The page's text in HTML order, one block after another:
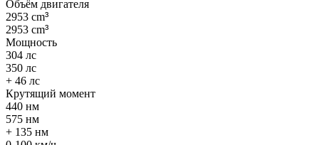
Объём двигателя
2953 cm³
2953 cm³
Мощность
304 лс
350 лс
+ 46 лс
Крутящий момент
440 нм
575 нм
+ 135 нм